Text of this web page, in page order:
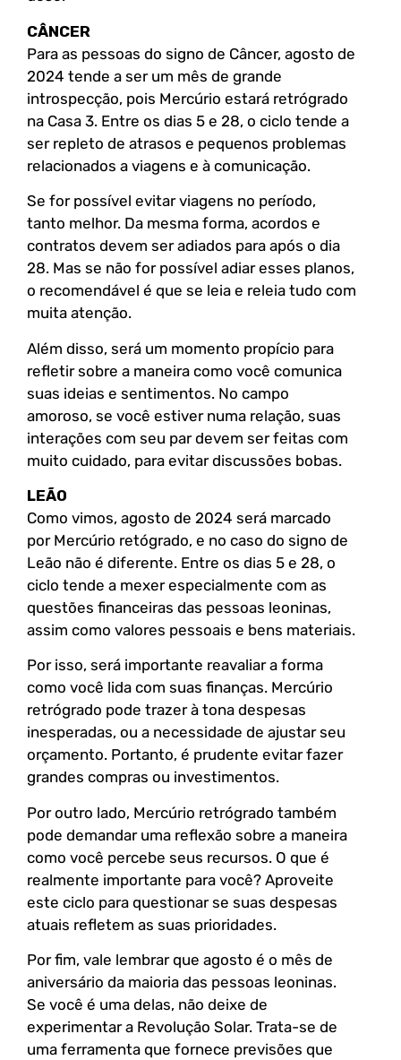
CÂNCER
Para as pessoas do signo de Câncer, agosto de
2024 tende a ser um mês de grande
introspecção, pois Mercúrio estará retrógrado
na Casa 3. Entre os dias 5 e 28, o ciclo tende a
ser repleto de atrasos e pequenos problemas
relacionados a viagens e à comunicação.
Se for possível evitar viagens no período,
tanto melhor. Da mesma forma, acordos e
contratos devem ser adiados para após o dia
28. Mas se não for possível adiar esses planos,
o recomendável é que se leia e releia tudo com
muita atenção.
Além disso, será um momento propício para
refletir sobre a maneira como você comunica
suas ideias e sentimentos. No campo
amoroso, se você estiver numa relação, suas
interações com seu par devem ser feitas com
muito cuidado, para evitar discussões bobas.
LEÃO
Como vimos, agosto de 2024 será marcado
por Mercúrio retógrado, e no caso do signo de
Leão não é diferente. Entre os dias 5 e 28, o
ciclo tende a mexer especialmente com as
questões financeiras das pessoas leoninas,
assim como valores pessoais e bens materiais.
Por isso, será importante reavaliar a forma
como você lida com suas finanças. Mercúrio
retrógrado pode trazer à tona despesas
inesperadas, ou a necessidade de ajustar seu
orçamento. Portanto, é prudente evitar fazer
grandes compras ou investimentos.
Por outro lado, Mercúrio retrógrado também
pode demandar uma reflexão sobre a maneira
como você percebe seus recursos. O que é
realmente importante para você? Aproveite
este ciclo para questionar se suas despesas
atuais refletem as suas prioridades.
Por fim, vale lembrar que agosto é o mês de
aniversário da maioria das pessoas leoninas.
Se você é uma delas, não deixe de
experimentar a Revolução Solar. Trata-se de
uma ferramenta que fornece previsões que